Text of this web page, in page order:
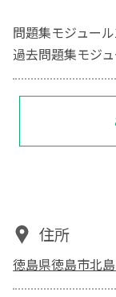
問題集モジュー
過去問題集モジ
住所
徳島県徳島市北